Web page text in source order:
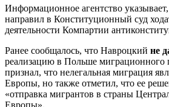
Информационное агентство указывает,
направил в Конституционный суд
деятельности Компартии
Ранее сообщалось, что Навроцкий не
реализацию в Польше миграционного
признал, что нелегальная миграция
Европы, но также отметил, что ее
«отправка мигрантов в страны
Европы».